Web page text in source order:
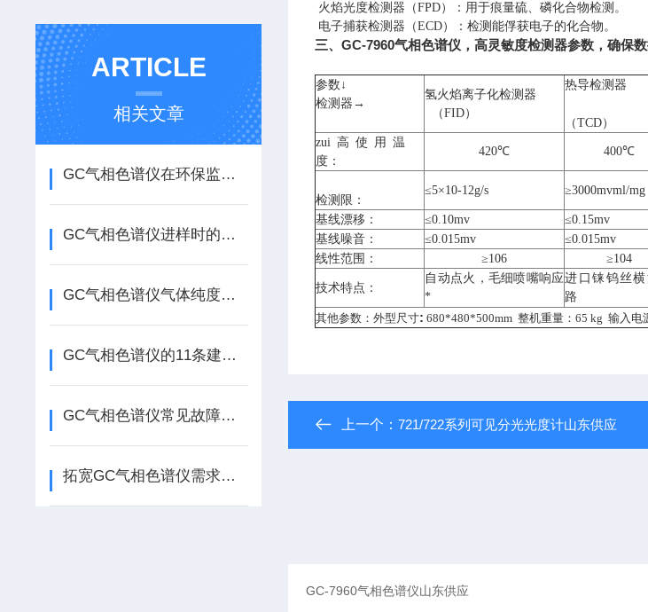
ARTICLE
相关文章
GC气相色谱仪在环保监测中的具体应用
GC气相色谱仪进样时的那些注意事项
GC气相色谱仪气体纯度低的情况下会有什么影响？
GC气相色谱仪的11条建议要牢记于心
GC气相色谱仪常见故障及检修
拓宽GC气相色谱仪需求新领域
火焰光度检测器（FPD）
：用于痕量硫、磷化合物检测 。
电子捕获检测器（ECD）
：检测能俘获电子的化合物。
三、GC-7960气相色谱仪，高灵敏度检测器参数 ，确保
参数↓
检测器→
氢火焰离子化检测器
（FID）
热导检测器
（TCD）
zui 高使用 温
度 ：
420℃ 400℃
检测限 ：
≤5×10-12g/s ≥3000mvml/mg
基线漂移 ： ≤0.10mv ≤0.15mv
基线噪音 ： ≤0.015mv ≤0.015mv
线性范围 ： ≥106 ≥104
技术特点：
自动点火， 毛细喷嘴响应
*
进口铼钨丝
路
其他参数 ：外型尺寸: 680*480*500mm 整机重量：65 kg 输入电
上一个：721/722系列可见分光光度计山东供应